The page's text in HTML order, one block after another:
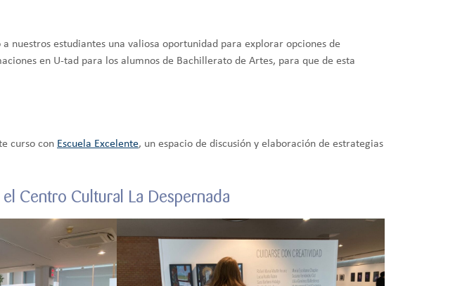
nuestros estudiantes una valiosa oportunidad para explorar opciones de
en U-tad para los alumnos de Bachillerato de Artes, para que de esta
curso con Escuela Excelente, un espacio de discusión y elaboración de estrategias
Centro Cultural La Despernada